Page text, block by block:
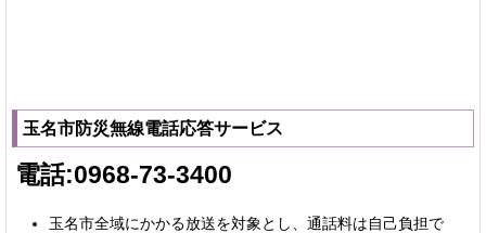
玉名市防災無線電話応答サービス
電話:0968-73-3400
玉名市全域にかかる放送を対象とし、通話料は自己負担で